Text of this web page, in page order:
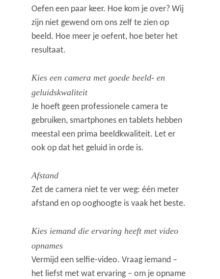
Oefen een paar keer. Hoe kom je over? Wij
zijn niet gewend om ons zelf te zien op
beeld. Hoe meer je oefent, hoe beter het
resultaat.
Kies een camera met goede beeld- en
geluidskwaliteit
Je hoeft geen professionele camera te
gebruiken, smartphones en tablets hebben
meestal een prima beeldkwaliteit. Let er
ook op dat het geluid in orde is.
Afstand
Zet de camera niet te ver weg: één meter
afstand en op ooghoogte is vaak het beste.
Kies iemand die ervaring heeft met video
opnames
Vermijd een selfie-video. Vraag iemand –
het liefst met wat ervaring – om je opname